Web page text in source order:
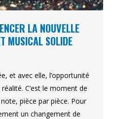
LA NOUVELLE
MUSICAL SOLIDE
et avec elle, l’opportunité
C’est le moment de
pièce par pièce. Pour
un changement de